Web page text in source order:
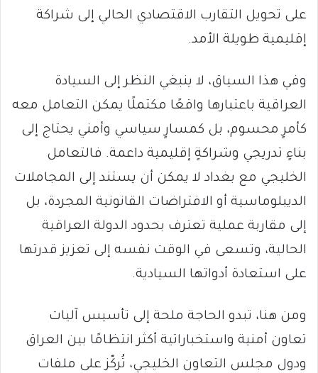
على تحويل التقارب الاقتصادي الحالي إلى شراكة
إقليمية طويلة الأمد.
وفي هذا السياق، لا ينبغي النظر إلى السيادة
العراقية باعتبارها واقعًا مكتملًا يمكن التعامل معه
كأمرٍ محسوم، بل كمسارٍ سياسي وأمني يحتاج إلى
بناءٍ تدريجي وشراكةٍ إقليمية داعمة. فالتعامل
الخليجي مع بغداد لا يمكن أن يستند إلى المجاملات
الديبلوماسية أو الافتراضات القانونية المجردة، بل
إلى مقاربة عملية تعترف بحدود الدولة العراقية
الحالية، وتسعى في الوقت نفسه إلى تعزيز قدرتها
على استعادة أدواتها السيادية.
ومن هنا، تبدو الحاجة ملحة إلى تأسيس آليات
تعاون أمنية واستخباراتية أكثر انتظامًا بين العراق
ودول مجلس التعاون الخليجي، تُركّز على ملفات